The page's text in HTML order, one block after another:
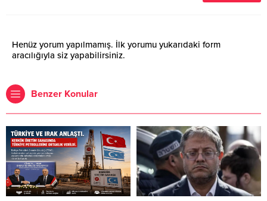
Henüz yorum yapılmamış. İlk yorumu yukarıdaki form
aracılığıyla siz yapabilirsiniz.
Benzer Konular